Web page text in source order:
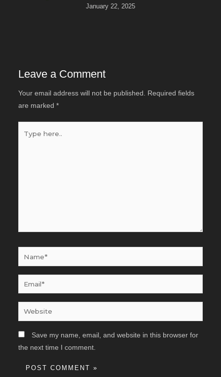
January 22, 2025
Leave a Comment
Your email address will not be published.
Required fields
are marked *
here..
Website
Save my name, email, and website in this browser for
the next time I comment.